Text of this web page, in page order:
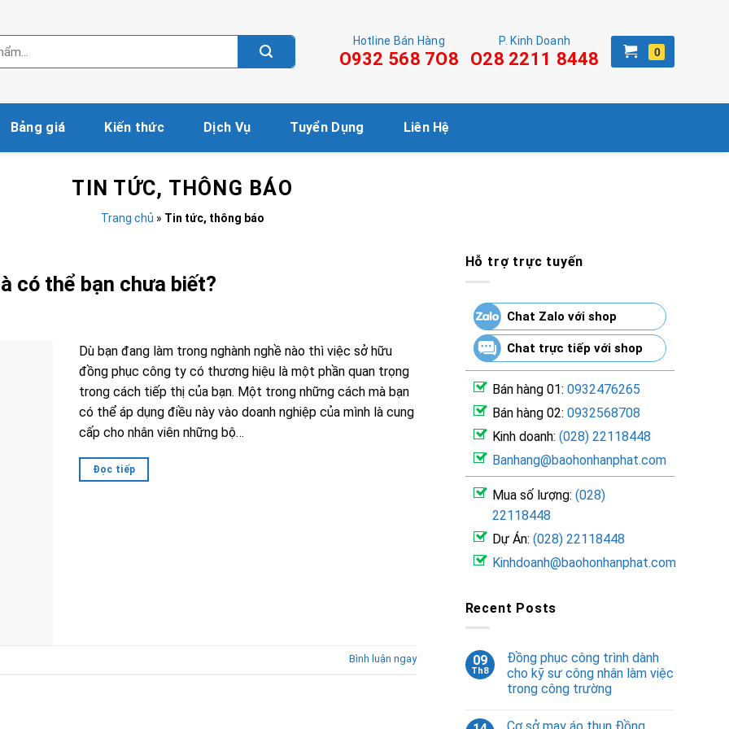
Hotline Bán Hàng
O932 568 7O8
P. Kinh Doanh
O28 2211 8448
Bảng giá Kiến thức Dịch Vụ Tuyển Dụng Liên Hệ
TIN TỨC, THÔNG BÁO
Trang chủ » Tin tức, thông báo
có thể bạn chưa biết?
Dù bạn đang làm trong nghành nghề nào thì việc sở hữu
đồng phục công ty có thương hiệu là một phần quan trọng
trong cách tiếp thị của bạn. Một trong những cách mà bạn
có thể áp dụng điều này vào doanh nghiệp của mình là cung
cấp cho nhân viên những bộ…
Đọc tiếp
Bình luận ngay
Hỗ trợ trực tuyến
Chat Zalo với shop
Chat trực tiếp với shop
Bán hàng 01: 0932476265
Bán hàng 02: 0932568708
Kinh doanh: (028) 22118448
Banhang@baohonhanphat.com
Mua số lượng: (028)
22118448
Dự Án: (028) 22118448
Kinhdoanh@baohonhanphat.com
Recent Posts
09
Th8
Đồng phục công trình dành
cho kỹ sư công nhân làm việc
trong công trường